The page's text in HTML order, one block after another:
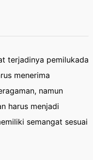
terjadinya pemilukada
menerima
namun
harus menjadi
semangat sesuai